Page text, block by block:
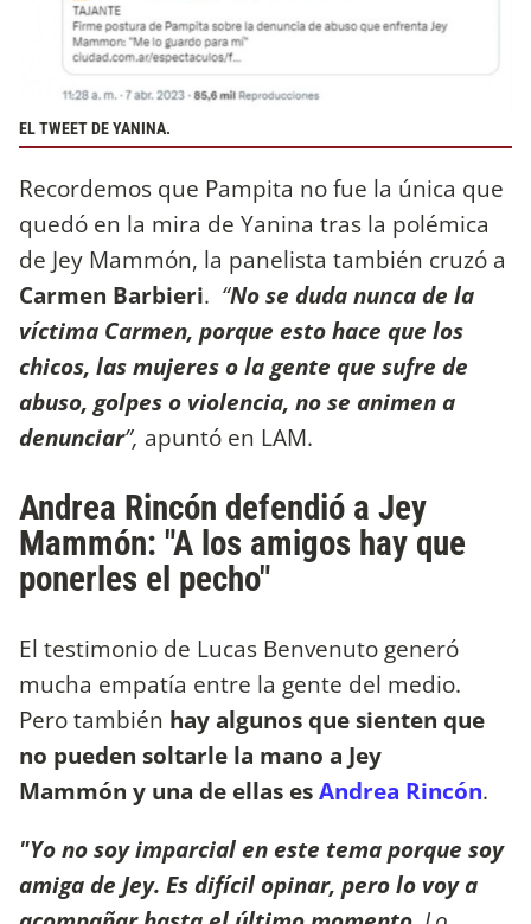
EL TWEET DE YANINA.
Recordemos que Pampita no fue la única que
quedó en la mira de Yanina tras la polémica
de Jey Mammón, la panelista también cruzó a
Carmen Barbieri. “No se duda nunca de la
víctima Carmen, porque esto hace que los
chicos, las mujeres o la gente que sufre de
abuso, golpes o violencia, no se animen a
denunciar”, apuntó en LAM.
Andrea Rincón defendió a Jey
Mammón: "A los amigos hay que
ponerles el pecho"
El testimonio de Lucas Benvenuto generó
mucha empatía entre la gente del medio.
Pero también hay algunos que sienten que
no pueden soltarle la mano a Jey
Mammón y una de ellas esAndrea Rincón.
"Yo no soy imparcial en este tema porque soy
amiga de Jey. Es difícil opinar, pero lo voy a